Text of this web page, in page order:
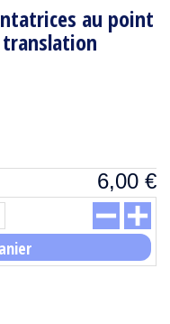
au point
6,00 €